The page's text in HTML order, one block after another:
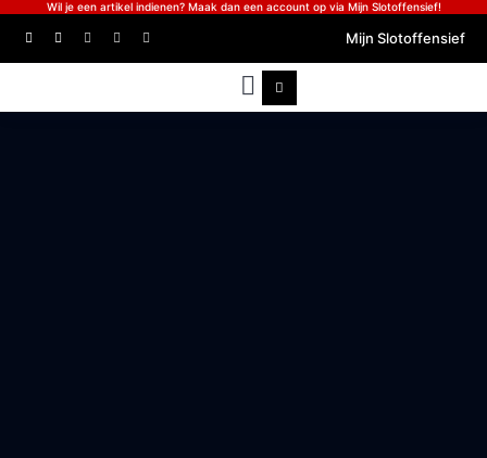
Wil je een artikel indienen? Maak dan een account op via Mijn Slotoffensief!
Mijn Slotoffensief